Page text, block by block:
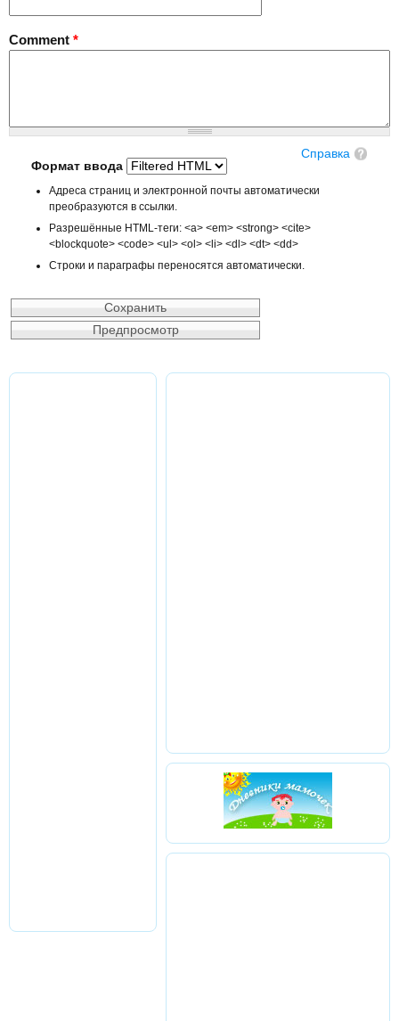
Comment *
Справка
Формат ввода
Адреса страниц и электронной почты автоматически
преобразуются в ссылки.
Разрешённые HTML-теги: <a> <em> <strong> <cite>
<blockquote> <code> <ul> <ol> <li> <dl> <dt> <dd>
Строки и параграфы переносятся автоматически.